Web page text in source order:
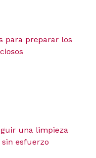
para preparar los
una limpieza
esfuerzo